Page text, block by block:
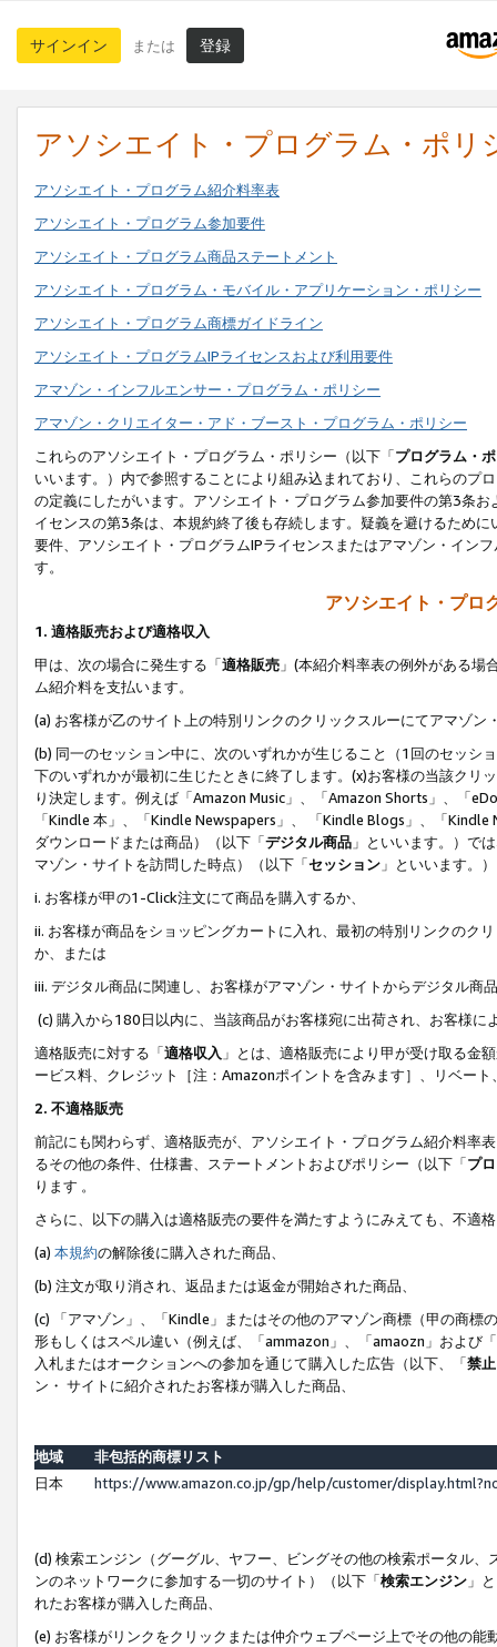
サインイン または 登録
アソシエイト・プログラム・ポリ
アソシエイト・プログラム紹介料率表
アソシエイト・プログラム参加要件
アソシエイト・プログラム商品ステートメント
アソシエイト・プログラム・モバイル・アプリケーション・ポリシー
アソシエイト・プログラム商標ガイドライン
アソシエイト・プログラムIPライセンスおよび利用要件
アマゾン・インフルエンサー・プログラム・ポリシー
アマゾン・クリエイター・アド・ブースト・プログラム・ポリシー
これらのアソシエイト・プログラム・ポリシー（以下「プログラム・
いいます。）内で参照することにより組み込まれており、これらのプ
の定義にしたがいます。アソシエイト・プログラム参加要件の第3条
イセンスの第3条は、本規約終了後も存続します。疑義を避けるため
要件、アソシエイト・プログラムIPライセンスまたはアマゾン・イン
す。
アソシエイト・プロ
1. 適格販売および適格収入
甲は、次の場合に発生する「適格販売 」(本紹介料率表の例外がある
ム紹介料を支払います。
(a) お客様が乙のサイト上の特別リンクのクリックスルーにてアマゾン
(b) 同一のセッション中に、次のいずれかが生じること（1回のセッシ
下のいずれかが最初に生じたときに終了します。(x)お客様の当該ク
り決定します。例えば「Amazon Music」、「Amazon Shorts」、「
「Kindle 本」、「Kindle Newspapers」、 「Kindle Blogs」、「
ダウンロードまたは商品）（以下「デジタル商品 」といいます。）で
マゾン・サイトを訪問した時点）（以下「セッション 」といいます。
i. お客様が甲の1-Click注文にて商品を購入するか、
ii. お客様が商品をショッピングカートに入れ、最初の特別リンクのク
か、または
iii. デジタル商品に関連し、お客様がアマゾン・サイトからデジタル
(c) 購入から180日以内に、当該商品がお客様宛に出荷され、お客様
適格販売に対する「適格収入 」とは、適格販売により甲が受け取る金
ービス料、クレジット［注：Amazonポイントを含みます］、リベー
2. 不適格販売
前記にも関わらず、適格販売が、アソシエイト・プログラム紹介料率
るその他の条件、仕様書、ステートメントおよびポリシー（以下「プ
ります 。
さらに、以下の購入は適格販売の要件を満たすようにみえても、不適
(a) 本規約の解除後に購入された商品、
(b) 注文が取り消され、返品または返金が開始された商品、
(c) 「アマゾン」、「Kindle」またはその他のアマゾン商標（甲の商
形もしくはスペル違い（例えば、「ammazon」、「amaozn」および
入札またはオークションへの参加を通じて購入した広告（以下、「禁
ン・ サイトに紹介されたお客様が購入した商品、
地域
非包括的商標リスト
日本
https://www.amazon.co.jp/gp/help/customer/
(d) 検索エンジン（グーグル、ヤフー、ビングその他の検索ポータル
ンのネットワークに参加する一切のサイト）（以下「検索エンジン 」
れたお客様が購入した商品、
(e) お客様がリンクをクリックまたは仲介ウェブページ上でその他の